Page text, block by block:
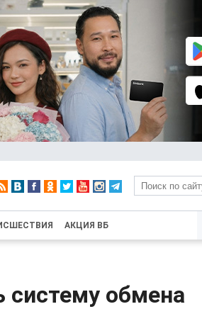
АКЦИЯ ВБ
систему обмена